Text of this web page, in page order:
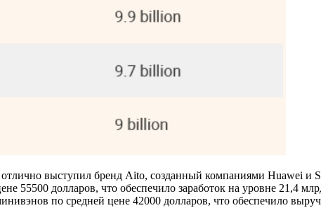
выступил бренд Aito, созданный компаниями Huawei и
55500 долларов, что обеспечило заработок на уровне 21,4
по средней цене 42000 долларов, что обеспечило